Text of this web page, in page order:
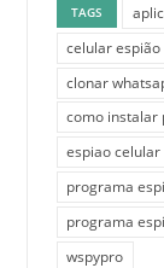
TAGS
celular espião
clonar
como instalar
espiao celular
programa
programa
wspypro